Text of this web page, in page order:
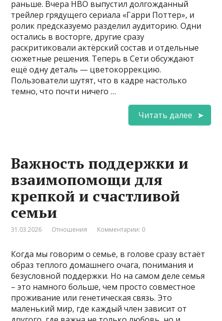
раньше. Вчера HBO выпустил долгожданный
трейлер грядущего сериала «Гарри Поттер», и
ролик предсказуемо разделил аудиторию. Одни
остались в восторге, другие сразу
раскритиковали актёрский состав и отдельные
сюжетные решения. Теперь в Сети обсуждают
ещё одну деталь — цветокоррекцию.
Пользователи шутят, что в кадре настолько
темно, что почти ничего …
Читать далее
Важность поддержки и
взаимопомощи для
крепкой и счастливой
семьи
31.03.2026 Отношения Комментарии: 0
Когда мы говорим о семье, в голове сразу встаёт
образ теплого домашнего очага, понимания и
безусловной поддержки. Но на самом деле семья
– это намного больше, чем просто совместное
проживание или генетическая связь. Это
маленький мир, где каждый член зависит от